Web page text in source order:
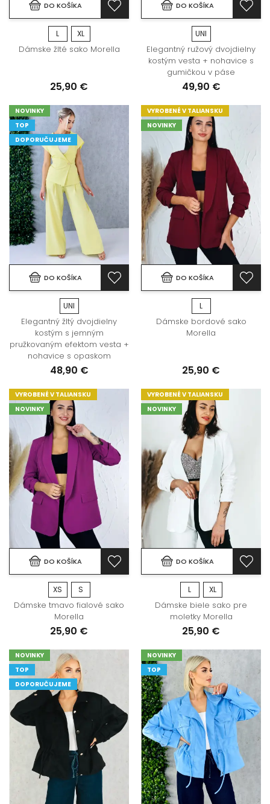
DO KOŠÍKA
L XL
Dámske žlté sako Morella
25,90 €
DO KOŠÍKA
UNI
Elegantný ružový dvojdielny
kostým vesta + nohavice s
gumičkou v páse
49,90 €
NOVINKY
TOP
DOPORUČUJEME
DO KOŠÍKA
UNI
Elegantný žltý dvojdielny
kostým s jemným
pružkovaným efektom vesta +
nohavice s opaskom
48,90 €
VYROBENÉ V TALIANSKU
NOVINKY
DO KOŠÍKA
L
Dámske bordové sako
Morella
25,90 €
VYROBENÉ V TALIANSKU
NOVINKY
DO KOŠÍKA
XS S
Dámske tmavo fialové sako
Morella
25,90 €
VYROBENÉ V TALIANSKU
NOVINKY
DO KOŠÍKA
L XL
Dámske biele sako pre
moletky Morella
25,90 €
NOVINKY
TOP
DOPORUČUJEME
NOVINKY
TOP